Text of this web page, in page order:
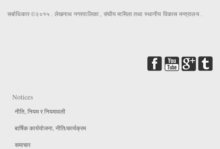
सर्बाधिकार ©२०१५ . लेखनाथ नगरपालिका , संघीय मामिला तथा स्थानीय विकास मन्त्रालय .
Notices
नीति, नियम र नियमावली
बार्षिक कार्ययोजना, नीति/कार्यक्रम
समाचार